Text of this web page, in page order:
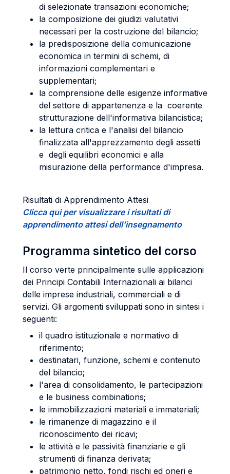
di selezionate transazioni economiche;
la composizione dei giudizi valutativi
necessari per la costruzione del bilancio;
la predisposizione della comunicazione
economica in termini di schemi, di
informazioni complementari e
supplementari;
la comprensione delle esigenze informative
del settore di appartenenza e la coerente
strutturazione dell'informativa bilancistica;
la lettura critica e l'analisi del bilancio
finalizzata all'apprezzamento degli assetti
e degli equilibri economici e alla
misurazione della performance d'impresa.
Risultati di Apprendimento Attesi
Clicca qui per visualizzare i risultati di
apprendimento attesi dell'insegnamento
Programma sintetico del corso
Il corso verte principalmente sulle applicazioni
dei Principi Contabili Internazionali ai bilanci
delle imprese industriali, commerciali e di
servizi. Gli argomenti sviluppati sono in sintesi i
seguenti:
il quadro istituzionale e normativo di
riferimento;
destinatari, funzione, schemi e contenuto
del bilancio;
l'area di consolidamento, le partecipazioni
e le business combinations;
le immobilizzazioni materiali e immateriali;
le rimanenze di magazzino e il
riconoscimento dei ricavi;
le attività e le passività finanziarie e gli
strumenti di finanza derivata;
patrimonio netto, fondi rischi ed oneri e